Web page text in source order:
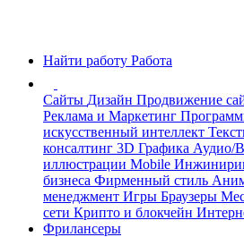
Найти работу Работа
Сайты Дизайн Продвижение
Реклама и Маркетинг
искусственный интеллект
консалтинг 3D Графика Аудио/
иллюстрации Mobile
бизнеса Фирменный стиль
менеджмент Игры Браузеры
сети Крипто и блокчейн
Фрилансеры